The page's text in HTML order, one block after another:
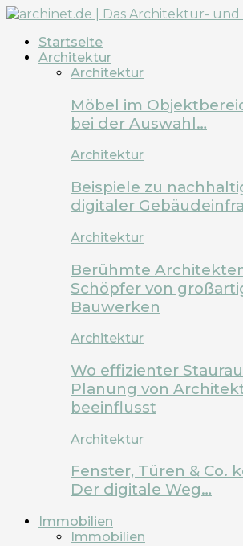
Startseite
Architektur
Architektur
Möbel im
bei der Auswahl…
Architektur
Beispiele zu
digitaler
Architektur
Berühmte
Schöpfer von
Bauwerken
Architektur
Wo effizienter
Planung von
beeinflusst
Architektur
Fenster, Türen & Co.
Der digitale Weg…
Immobilien
Immobilien